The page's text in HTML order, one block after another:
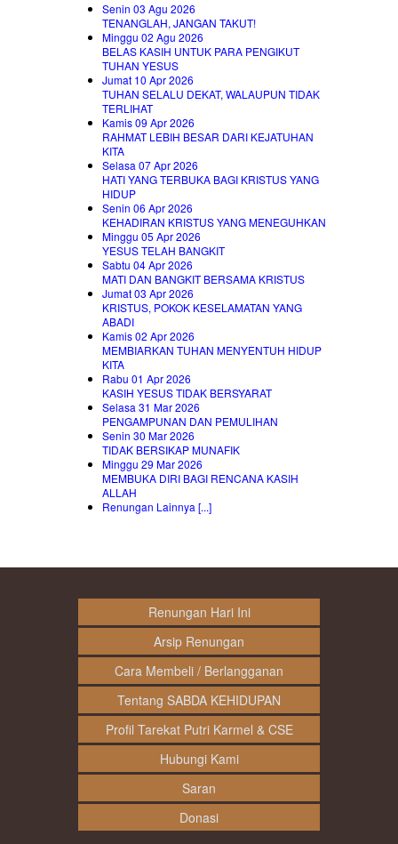
Senin 03 Agu 2026
TENANGLAH, JANGAN TAKUT!
Minggu 02 Agu 2026
BELAS KASIH UNTUK PARA PENGIKUT
TUHAN YESUS
Jumat 10 Apr 2026
TUHAN SELALU DEKAT, WALAUPUN TIDAK
TERLIHAT
Kamis 09 Apr 2026
RAHMAT LEBIH BESAR DARI KEJATUHAN
KITA
Selasa 07 Apr 2026
HATI YANG TERBUKA BAGI KRISTUS YANG
HIDUP
Senin 06 Apr 2026
KEHADIRAN KRISTUS YANG MENEGUHKAN
Minggu 05 Apr 2026
YESUS TELAH BANGKIT
Sabtu 04 Apr 2026
MATI DAN BANGKIT BERSAMA KRISTUS
Jumat 03 Apr 2026
KRISTUS, POKOK KESELAMATAN YANG
ABADI
Kamis 02 Apr 2026
MEMBIARKAN TUHAN MENYENTUH HIDUP
KITA
Rabu 01 Apr 2026
KASIH YESUS TIDAK BERSYARAT
Selasa 31 Mar 2026
PENGAMPUNAN DAN PEMULIHAN
Senin 30 Mar 2026
TIDAK BERSIKAP MUNAFIK
Minggu 29 Mar 2026
MEMBUKA DIRI BAGI RENCANA KASIH
ALLAH
Renungan Lainnya [...]
Renungan Hari Ini
Arsip Renungan
Cara Membeli / Berlangganan
Tentang SABDA KEHIDUPAN
Profil Tarekat Putri Karmel & CSE
Hubungi Kami
Saran
Donasi